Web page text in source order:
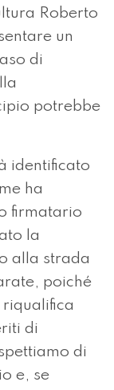
Roberto
un
di
potrebbe
identificato
ha
firmatario
la
alla strada
poiché
di
di
e, se